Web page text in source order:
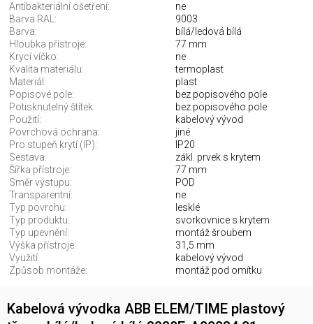
Antibakteriální ošetření:
ne
Barva RAL:
9003
Barva:
bílá/ledová bílá
Hloubka přístroje:
77 mm
Krycí víčko:
ne
Kvalita materiálu:
termoplast
Materiál:
plast
Popisové pole:
bez popisového pole
Potisknutelný štítek:
bez popisového pole
Použití:
kabelový vývod
Povrchová ochrana:
jiné
Pro stupeň krytí (IP):
IP20
Sestava:
zákl. prvek s krytem
Šířka přístroje:
77 mm
Směr výstupu:
POD
Transparentní:
ne
Typ povrchu:
lesklé
Typ produktu:
svorkovnice s krytem
Typ upevnění:
montáž šroubem
Výška přístroje:
31,5 mm
Využití:
kabelový vývod
Způsob montáže:
montáž pod omítku
Kabelová vývodka ABB ELEM/TIME plastový